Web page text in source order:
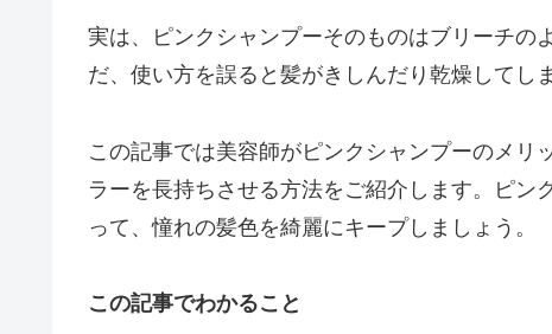
実は、ピンクシャンプーそのものはブリーチの
だ、使い方を誤ると髪がきしんだり乾燥してし
この記事では美容師がピンクシャンプーのメリ
ラーを長持ちさせる方法をご紹介します。ピン
って、憧れの髪色を綺麗にキープしましょう。
この記事でわかること